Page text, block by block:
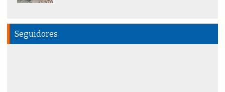
Seguidores